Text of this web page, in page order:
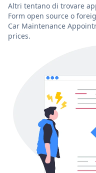
Altri tentano di trovare
Form open source o
Car Maintenance
prices.